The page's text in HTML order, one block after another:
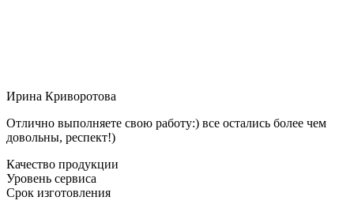
Ирина Криворотова
Отлично выполняете свою работу:) все остались более чем
довольны, респект!)
Качество продукции
Уровень сервиса
Срок изготовления